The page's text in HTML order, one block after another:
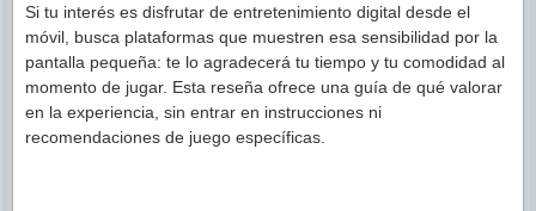
Si tu interés es disfrutar de entretenimiento digital desde el
móvil, busca plataformas que muestren esa sensibilidad por la
pantalla pequeña: te lo agradecerá tu tiempo y tu comodidad al
momento de jugar. Esta reseña ofrece una guía de qué valorar
en la experiencia, sin entrar en instrucciones ni
recomendaciones de juego específicas.